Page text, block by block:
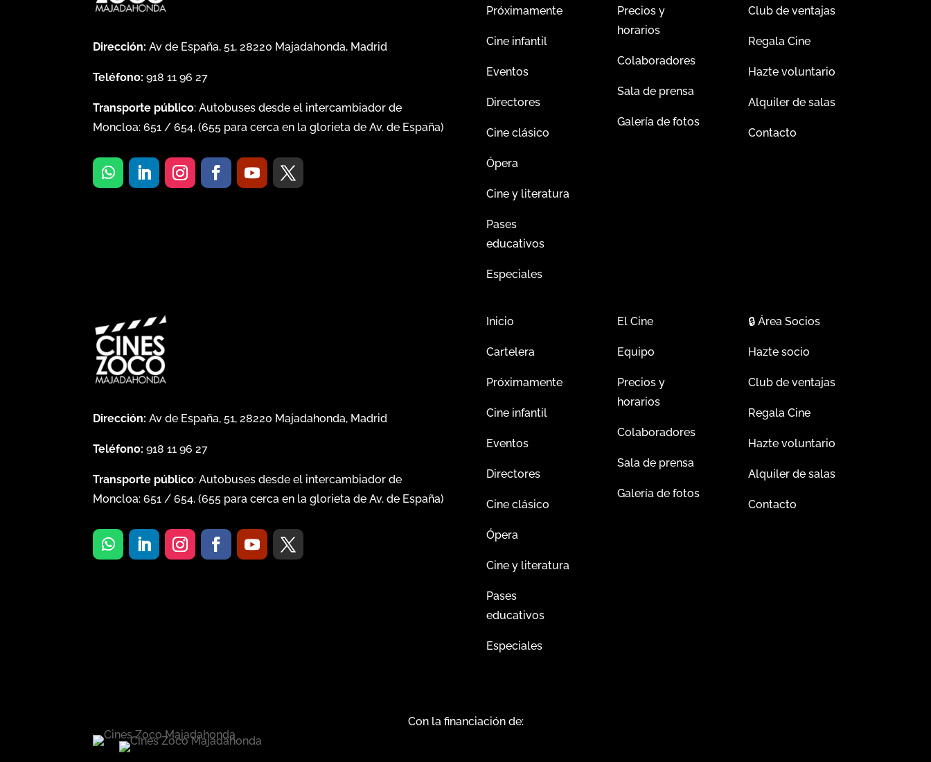
Dirección: Av de España, 51, 28220 Majadahonda, Madrid
Teléfono: 918 11 96 27
Transporte público: Autobuses desde el intercambiador de
Moncloa:651 /654. (655 para cerca en la glorieta de Av. de España)
Próximamente
Cine infantil
Eventos
Directores
Cine clásico
Ópera
Cine y literatura
Pases
educativos
Especiales
Precios y
horarios
Colaboradores
Sala de prensa
Galería de fotos
Club de ventajas
Regala Cine
Hazte voluntario
Alquiler de salas
Contacto
Dirección: Av de España, 51, 28220 Majadahonda, Madrid
Teléfono: 918 11 96 27
Transporte público: Autobuses desde el intercambiador de
Moncloa:651 /654. (655 para cerca en la glorieta de Av. de España)
Inicio
Cartelera
Próximamente
Cine infantil
Eventos
Directores
Cine clásico
Ópera
Cine y literatura
Pases
educativos
Especiales
El Cine
Equipo
Precios y
horarios
Colaboradores
Sala de prensa
Galería de fotos
🔒Área Socios
Hazte socio
Club de ventajas
Regala Cine
Hazte voluntario
Alquiler de salas
Contacto
Con la financiación de: